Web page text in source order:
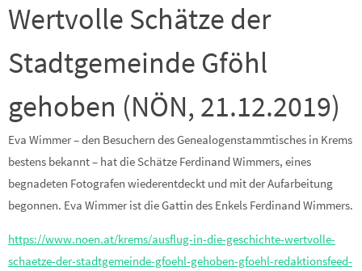
Wertvolle Schätze der
Stadtgemeinde Gföhl
gehoben (NÖN, 21.12.2019)
Eva Wimmer – den Besuchern des Genealogenstammtisches in Krems
bestens bekannt – hat die Schätze Ferdinand Wimmers, eines
begnadeten Fotografen wiederentdeckt und mit der Aufarbeitung
begonnen. Eva Wimmer ist die Gattin des Enkels Ferdinand Wimmers.
https://www.noen.at/krems/ausflug-in-die-geschichte-wertvolle-
schaetze-der-stadtgemeinde-gfoehl-gehoben-gfoehl-redaktionsfeed-